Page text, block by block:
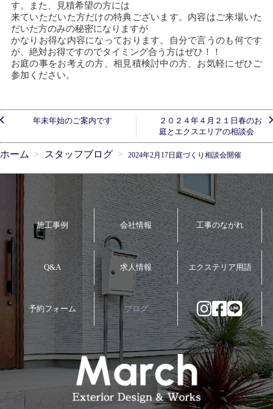
す。また、見積希望の方には
来ていただいた方だけの特典ございます。内容はご来場いた
だいた方のみの秘密になりますが
かなりお得な内容になっております。自分で言うのも何です
が、絶対お得ですのでタイミング合う方はぜひ！！
お庭の事をお考えの方、相見積検討中の方、お気軽にぜひご
参加ください。
２０２４年４月２１日春のお
庭とエクスエリアの相談会
年末年始のご案内です
ホーム スタッフブログ 2024年2月17日庭づくり相談会開催
施工事例 会社情報 工事のながれ
Q&A 求人情報 エクステリア用語
予約フォーム ブログ